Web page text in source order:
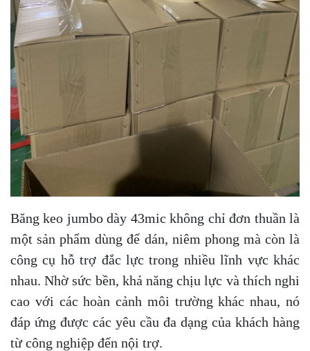
Băng keo jumbo dày 43mic không chỉ đơn thuần là
một sản phẩm dùng để dán, niêm phong mà còn là
công cụ hỗ trợ đắc lực trong nhiều lĩnh vực khác
nhau. Nhờ sức bền, khả năng chịu lực và thích nghi
cao với các hoàn cảnh môi trường khác nhau, nó
đáp ứng được các yêu cầu đa dạng của khách hàng
từ công nghiệp đến nội trợ.